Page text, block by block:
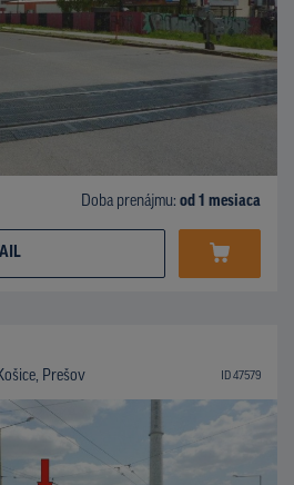
Doba prenájmu: od 1 mesiaca
Prešov ID 47579